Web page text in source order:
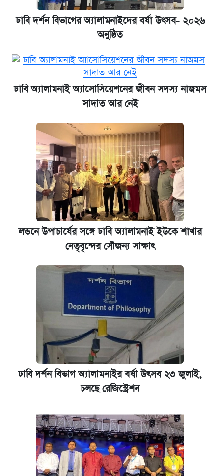
ঢাবি দর্শন বিভাগের অ্যালামনাইদের বর্ষা উৎসব- ২০২৬
অনুষ্ঠিত
ঢাবি অ্যালামনাই অ্যাসোসিয়েশনের জীবন সদস্য নাজমস
সাদাত আর নেই
লন্ডনে উপাচার্যের সঙ্গে ঢাবি অ্যালামনাই ইউকে শাখার
নেতৃবৃন্দের সৌজন্য সাক্ষাৎ
ঢাবি দর্শন বিভাগ অ্যালামনাইর বর্ষা উৎসব ২৩ জুলাই,
চলছে রেজিস্ট্রেশন